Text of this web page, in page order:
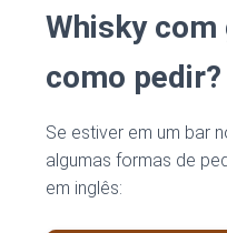
Whisky com
como pedir?
Se estiver em um bar
algumas formas de
em inglês: